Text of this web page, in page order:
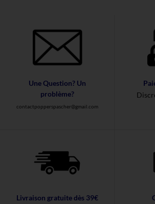
Une Question? Un
problème?
contactpopperspascher@gmail.com
Livraison gratuite dès 39€